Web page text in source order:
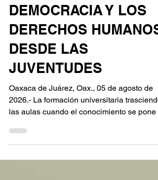
UABJO IMPULSA LA
DEMOCRACIA Y LOS
DERECHOS HUMANOS
DESDE LAS
JUVENTUDES
Oaxaca de Juárez, Oax., 05 de agosto de
2026.- La formación universitaria trasciende
las aulas cuando el conocimiento se pone